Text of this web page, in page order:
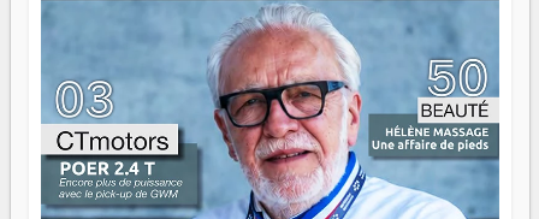
gouvernail, mais pour montrer où sont les récifs. Les jeunes
ont la force, les vieux ont l'expérience, comme on dit. Ce
n'est pas un combat de générations — c'est une question
d'équipage. Partagez vos réussites, mais aussi vos échecs.
Surtout vos échecs, d'ailleurs — ils enseignent mieux que
n'importe quel manuel. À Madagascar, la barque avance.
Il faut juste s'assurer que tout le monde rame dans le
même sens.